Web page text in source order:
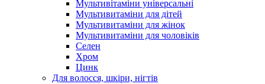
Мультивітаміни універсальні
Мультивитаміни для дітей
Мультивитаміни для жінок
Мультивитаміни для чоловіків
Селен
Хром
Цинк
Для волосся, шкіри, нігтів